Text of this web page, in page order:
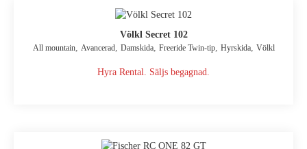
Völkl Secret 102
All mountain, Avancerad, Damskida, Freeride Twin-tip, Hyrskida, Völkl
Hyra Rental. Säljs begagnad.